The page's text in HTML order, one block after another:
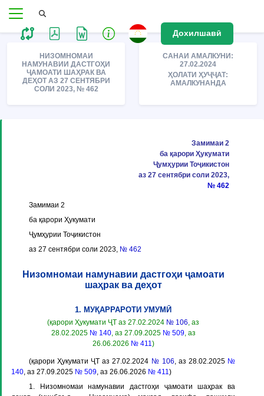
Дохилшавӣ
НИЗОМНОМАИ
НАМУНАВИИ ДАСТГОҲИ
ҶАМОАТИ ШАҲРАК ВА
ДЕҲОТ АЗ 27 СЕНТЯБРИ
СОЛИ 2023, № 462
САНАИ АМАЛКУНИ:
27.02.2024
ҲОЛАТИ ҲУҶҶАТ:
АМАЛКУНАНДА
Замимаи 2
ба қарори Ҳукумати
Ҷумҳурии Тоҷикистон
аз 27 сентябри соли 2023,
№ 462
Замимаи 2
ба қарори Ҳукумати
Ҷумҳурии Тоҷикистон
аз 27 сентябри соли 2023, № 462
Низомномаи намунавии дастгоҳи ҷамоати
шаҳрак ва деҳот
1. МУҚАРРАРОТИ УМУМӢ
(қарори Ҳукумати ҶТ аз 27.02.2024 № 106, аз
28.02.2025 № 140, аз 27.09.2025 № 509, аз
26.06.2026 № 411)
(қарори Ҳукумати ҶТ аз 27.02.2024 № 106, аз 28.02.2025 №
140, аз 27.09.2025 № 509, аз 26.06.2026 № 411)
1. Низомномаи намунавии дастгоҳи ҷамоати шаҳрак ва